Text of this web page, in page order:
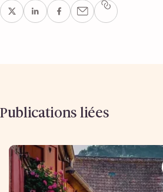
Publications liées